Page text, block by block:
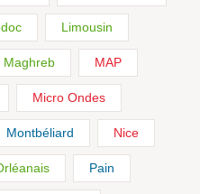
Limousin
Maghreb MAP
Micro Ondes
Montbéliard Nice
Pain